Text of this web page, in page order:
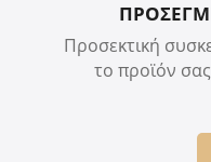
Προσεκτική
το προϊόν